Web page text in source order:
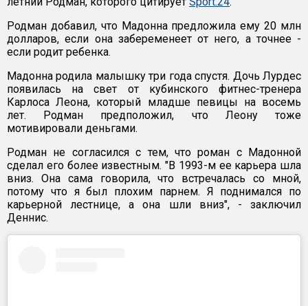
Родман добавил, что Мадонна предложила ему 20 млн
долларов, если она забеременеет от него, а точнее -
если родит ребенка.
Мадонна родила малышку три года спустя. Дочь Лурдес
появилась на свет от кубинского фитнес-тренера
Карлоса Леона, который младше певицы на восемь
лет. Родман предположил, что Леону тоже
мотивировали деньгами.
Родман не согласился с тем, что роман с Мадонной
сделал его более известным. "В 1993-м ее карьера шла
вниз. Она сама говорила, что встречалась со мной,
потому что я был плохим парнем. Я поднимался по
карьерной лестнице, а она шли вниз", - заключил
Деннис.